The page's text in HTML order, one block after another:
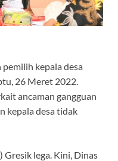
kepala desa
26 Meret 2022.
ancaman gangguan
kepala desa tidak
lega. Kini, Dinas